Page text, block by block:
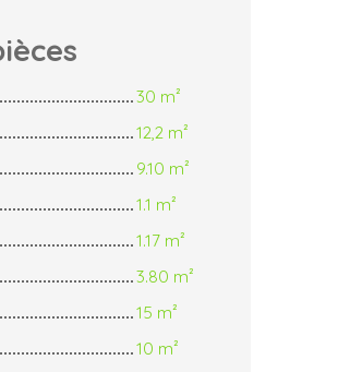
30 m²
12,2 m²
9.10 m²
1.1 m²
1.17 m²
3.80 m²
15 m²
10 m²